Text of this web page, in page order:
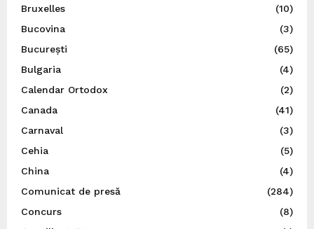
Bruxelles
(10)
Bucovina
(3)
București
(65)
Bulgaria
(4)
Calendar Ortodox
(2)
Canada
(41)
Carnaval
(3)
Cehia
(5)
China
(4)
Comunicat de presă
(284)
Concurs
(8)